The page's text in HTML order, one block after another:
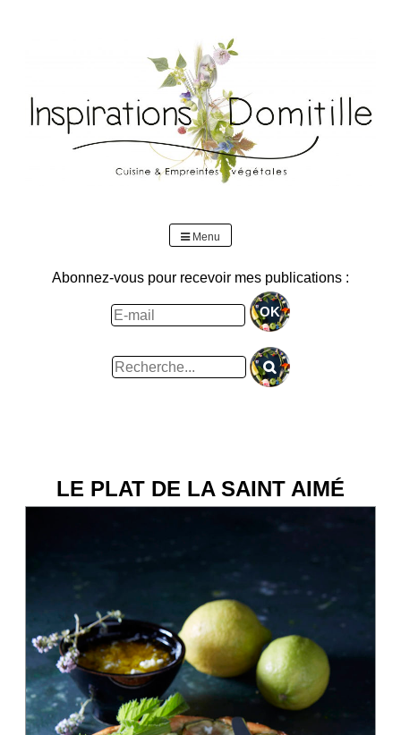
Skip
to
content
Menu
Abonnez-vous pour recevoir mes publications :
Rechercher
:
LE PLAT DE LA SAINT AIMÉ